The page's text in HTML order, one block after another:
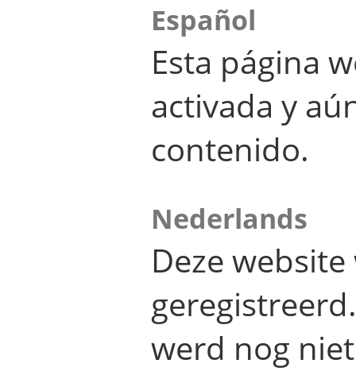
Español
Esta página
activada y
contenido.
Nederlands
Deze
werd nog